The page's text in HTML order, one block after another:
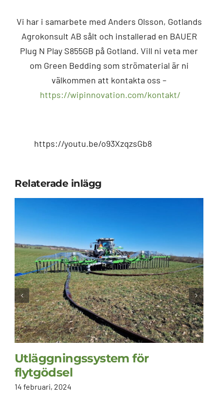
Vi har i samarbete med Anders Olsson, Gotlands
Agrokonsult AB sålt och installerad en BAUER
Plug N Play S855GB på Gotland. Vill ni veta mer
om Green Bedding som strömaterial är ni
välkommen att kontakta oss –
https://wipinnovation.com/kontakt/
https://youtu.be/o93XzqzsGb8
Relaterade inlägg
Utläggningssystem för
flytgödsel
14 februari, 2024